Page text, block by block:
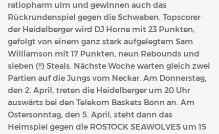
ratiopharm ulm und gewinnen auch das
Rückrundenspiel gegen die Schwaben. Topscorer
der Heidelberger wird DJ Horne mit 23 Punkten,
gefolgt von einem ganz stark aufgelegtem Sam
Williamson mit 17 Punkten, neun Rebounds und
sieben (!!) Steals. Nächste Woche warten gleich zwei
Partien auf die Jungs vom Neckar. Am Donnerstag,
den 2. April, treten die Heidelberger um 20 Uhr
auswärts bei den Telekom Baskets Bonn an. Am
Ostersonntag, den 5. April, steht dann das
Heimspiel gegen die ROSTOCK SEAWOLVES um 15